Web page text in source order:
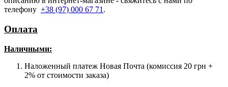
телефону +38 (97) 000 67 71 .
Оплата
Наличными:
Наложенный платеж Новая Почта (комиссия 20 грн +
2% от стоимости заказа)